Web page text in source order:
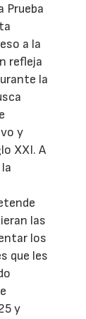
Prueba
a la
refleja
la
y
XXI. A
las
los
que les
y